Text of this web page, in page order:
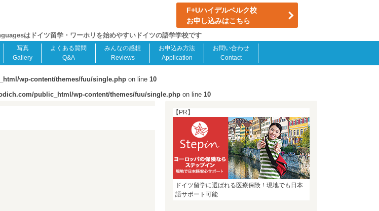
F+Uハイデルベルク校
お申し込みはこちら
はドイツ留学・ワーホリを始めやすいドイツの語学学校です
写真
Gallery
よくある質問
Q&A
みんなの感想
Reviews
お申込み方法
Application
お問い合わせ
Contact
wp-content/themes/fuu/single.php on line 10
public_html/wp-content/themes/fuu/single.php on line 10
【PR】
ドイツ留学に選ばれる医療保険！現地でも日本
語サポート可能